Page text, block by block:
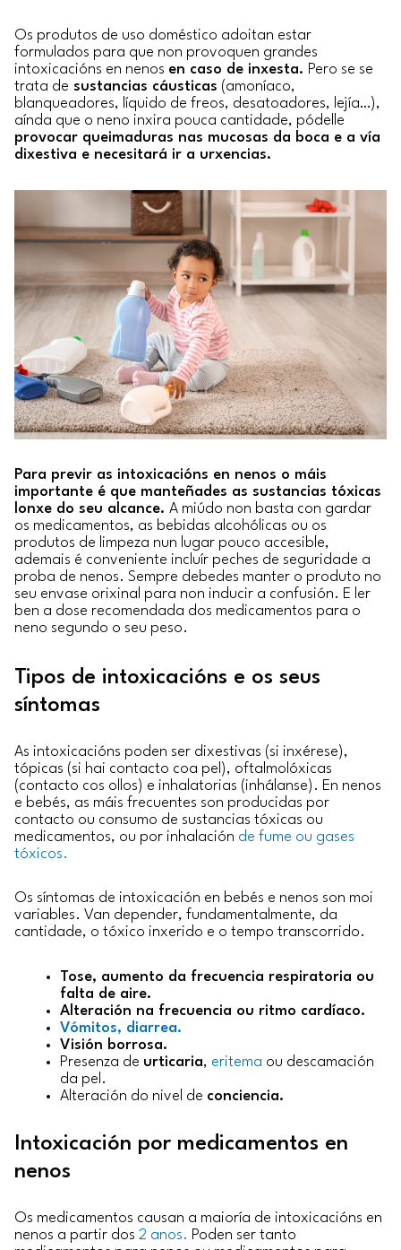
Os produtos de uso doméstico adoitan estar
formulados para que non provoquen grandes
intoxicacións en nenos en caso de inxesta. Pero se se
trata de sustancias cáusticas (amoníaco,
blanqueadores, líquido de freos, desatoadores, lejía…),
aínda que o neno inxira pouca cantidade, pódelle
provocar queimaduras nas mucosas da boca e a vía
dixestiva e necesitará ir a urxencias.
Para previr as intoxicacións en nenos o máis
importante é que manteñades as sustancias tóxicas
lonxe do seu alcance. A miúdo non basta con gardar
os medicamentos, as bebidas alcohólicas ou os
produtos de limpeza nun lugar pouco accesible,
ademais é conveniente incluír peches de seguridade a
proba de nenos. Sempre debedes manter o produto no
seu envase orixinal para non inducir a confusión. E ler
ben a dose recomendada dos medicamentos para o
neno segundo o seu peso.
Tipos de intoxicacións e os seus
síntomas
As intoxicacións poden ser dixestivas (si inxérese),
tópicas (si hai contacto coa pel), oftalmolóxicas
(contacto cos ollos) e inhalatorias (inhálanse). En nenos
e bebés, as máis frecuentes son producidas por
contacto ou consumo de sustancias tóxicas ou
medicamentos, ou por inhalación de fume ou gases
tóxicos.
Os síntomas de intoxicación en bebés e nenos son moi
variables. Van depender, fundamentalmente, da
cantidade, o tóxico inxerido e o tempo transcorrido.
Tose, aumento da frecuencia respiratoria ou
falta de aire.
Alteración na frecuencia ou ritmo cardíaco.
Vómitos, diarrea.
Visión borrosa.
Presenza de urticaria, eritema ou descamación
da pel.
Alteración do nivel de conciencia.
Intoxicación por medicamentos en
nenos
Os medicamentos causan a maioría de intoxicacións en
nenos a partir dos 2 anos. Poden ser tanto